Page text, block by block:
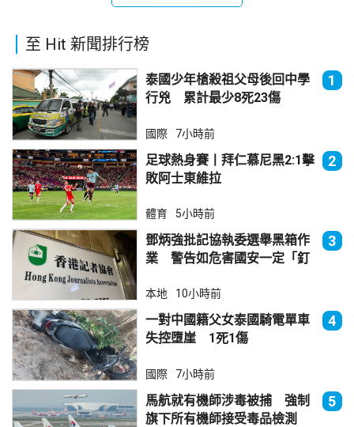
至 Hit 新聞排行榜
泰國少年槍殺祖父母後回中學
行兇 累計最少8死23傷
1
國際 7小時前
足球熱身賽丨拜仁慕尼黑2:1擊
敗阿士東維拉
2
體育 5小時前
鄧炳強批記協執委選舉黑箱作
業 警告如危害國安一定「釘
3
本地 10小時前
一對中國籍父女泰國騎電單車
失控墮崖 1死1傷
4
國際 7小時前
馬航就有機師涉毒被捕 強制
旗下所有機師接受毒品檢測
5